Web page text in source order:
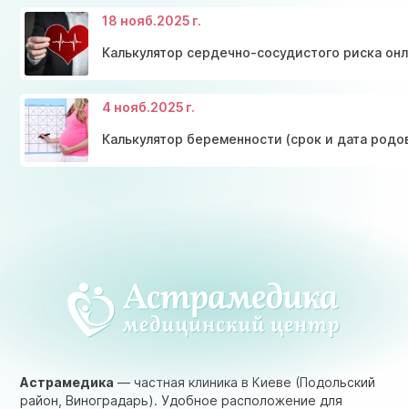
18 нояб.2025 г.
Калькулятор сердечно-сосудистого риска
4 нояб.2025 г.
Калькулятор беременности (срок и дата
Астрамедика — частная клиника в Киеве (Подольский
район, Виноградарь). Удобное расположение для